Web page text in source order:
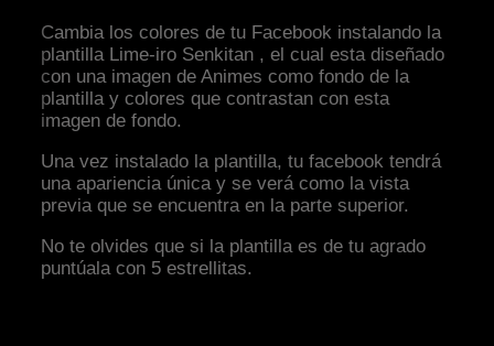
Cambia los colores de tu Facebook instalando la
plantilla Lime-iro Senkitan , el cual esta diseñado
con una imagen de Animes como fondo de la
plantilla y colores que contrastan con esta
imagen de fondo.
Una vez instalado la plantilla, tu facebook tendrá
una apariencia única y se verá como la vista
previa que se encuentra en la parte superior.
No te olvides que si la plantilla es de tu agrado
puntúala con 5 estrellitas.